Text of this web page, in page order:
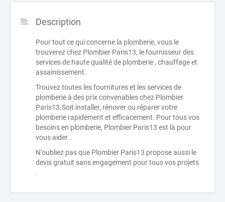
Description
Pour tout ce qui concerne la plomberie, vous le
trouverez chez Plombier Paris13, le fournisseur des
services de haute qualité de plomberie , chauffage et
assainissement.
Trouvez toutes les fournitures et les services de
plomberie à des prix convenables chez Plombier
Paris13.Soit installer, rénover ou réparer votre
plomberie rapidement et efficacement. Pour tous vos
besoins en plomberie, Plombier Paris13 est là pour
vous aider .
N'oubliez pas que Plombier Paris13 propose aussi le
devis gratuit sans engagement pour tous vos projets
.